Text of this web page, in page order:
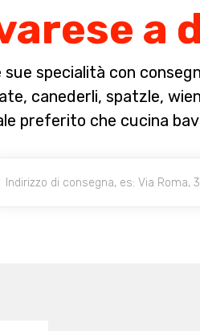
a
specialità con
canederli, spatzle,
preferito che cucina